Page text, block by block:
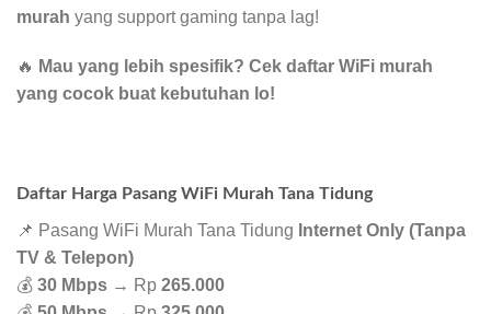
murah yang support gaming tanpa lag!
🔥 Mau yang lebih spesifik? Cek daftar WiFi murah
yang cocok buat kebutuhan lo!
Daftar Harga Pasang WiFi Murah Tana Tidung
📌 Pasang WiFi Murah Tana Tidung Internet Only (Tanpa
TV & Telepon)
💰 30 Mbps → Rp 265.000